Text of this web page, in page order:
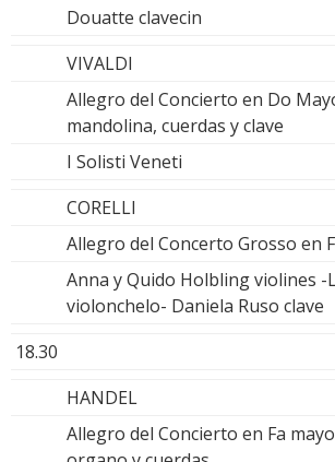
Douatte clavecin
VIVALDI
Allegro del Concierto en Do
mandolina, cuerdas y clave
I Solisti Veneti
CORELLI
Allegro del Concerto Grosso en
Anna y Quido Holbling violines -
violonchelo- Daniela Ruso clave
18.30
HANDEL
Allegro del Concierto en Fa